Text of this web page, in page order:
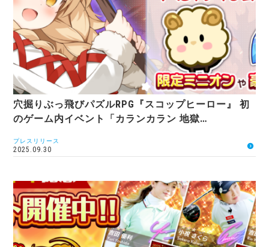
穴掘りぶっ飛びパズルRPG『スコップヒーロー』 初
のゲーム内イベント「カランカラン 地獄…
プレスリリース
2025.09.30